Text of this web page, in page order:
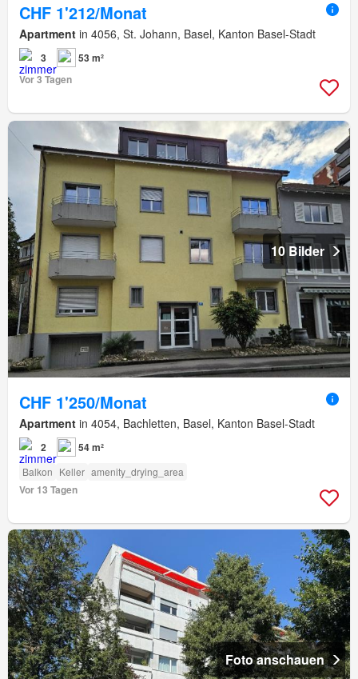
CHF 1'212/Monat
Apartment in 4056, St. Johann, Basel, Kanton Basel-Stadt
3
53 m²
Vor 3 Tagen
10 Bilder
CHF 1'250/Monat
Apartment in 4054, Bachletten, Basel, Kanton Basel-Stadt
2 54 m²
Balkon Keller amenity_drying_area
Vor 13 Tagen
Foto anschauen